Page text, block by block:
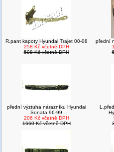
R.pant kapoty Hyundai Trajet 00-08
258 Kč včetně DPH
598 Kč včetně DPH
přední
přední výztuha nárazníku Hyundai
Sonata 96-99
206 Kč včetně DPH
1660 Kč včetně DPH